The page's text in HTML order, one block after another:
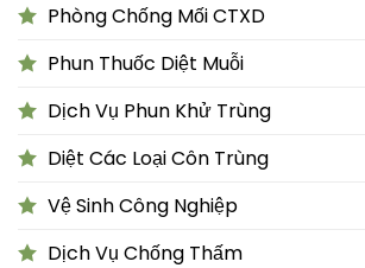
Phòng Chống Mối CTXD
Phun Thuốc Diệt Muỗi
Dịch Vụ Phun Khử Trùng
Diệt Các Loại Côn Trùng
Vệ Sinh Công Nghiệp
Dịch Vụ Chống Thấm